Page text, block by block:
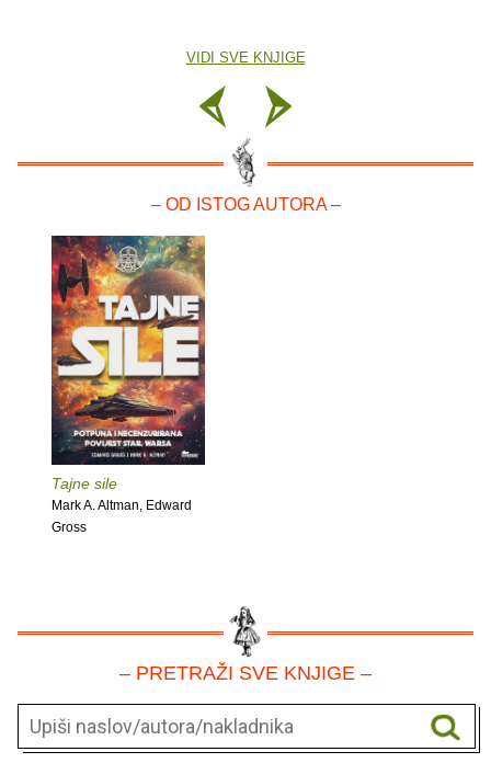
VIDI SVE KNJIGE
– OD ISTOG AUTORA –
Tajne sile
Mark A. Altman, Edward
Gross
– PRETRAŽI SVE KNJIGE –